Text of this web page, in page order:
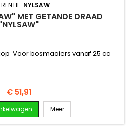
NYLSAW
MET GETANDE DRAAD
Voor bosmaaiers vanaf 25 cc
Prijs
€ 51,91
Meer